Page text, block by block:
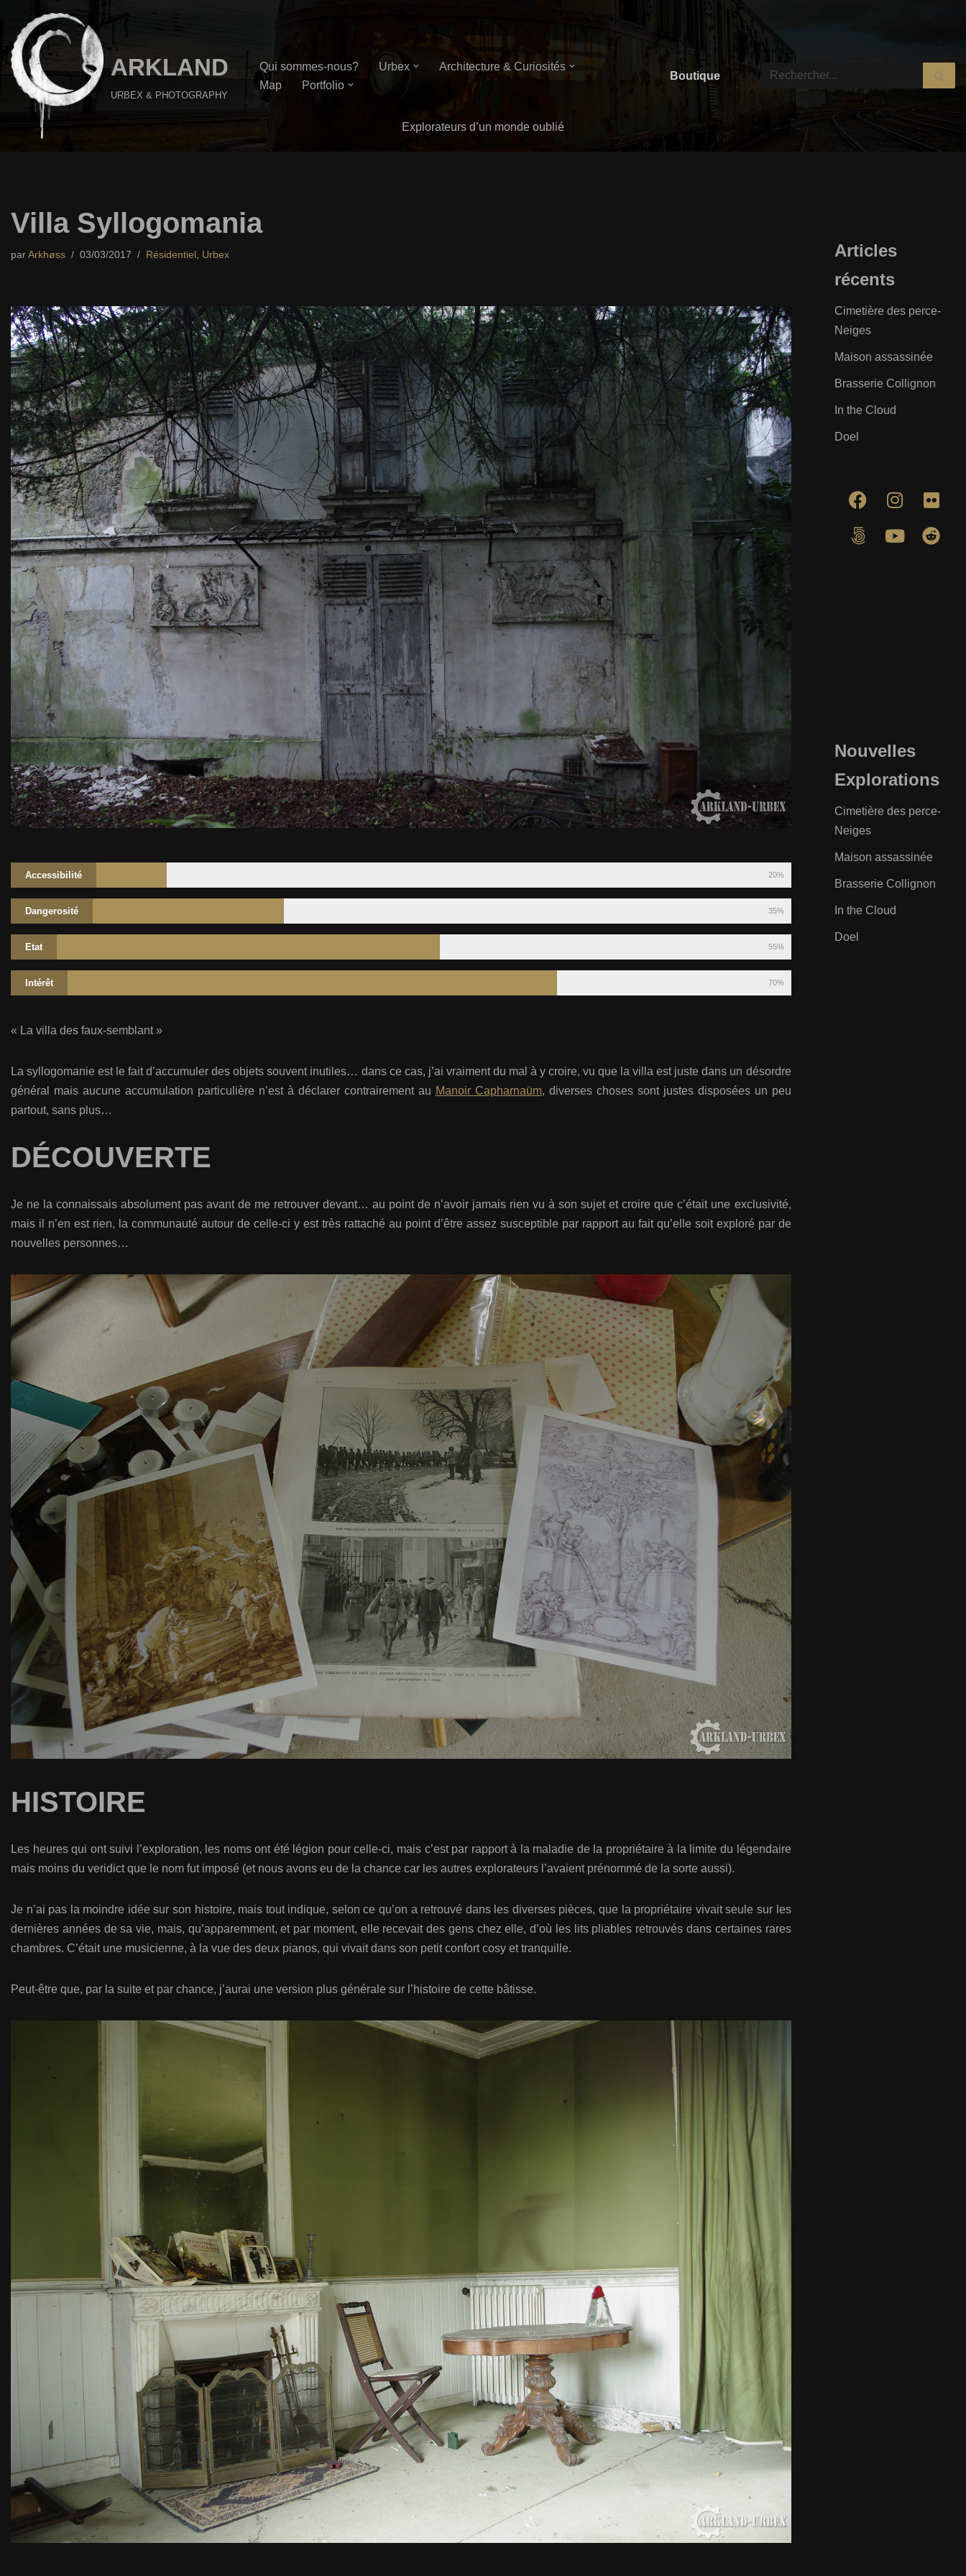
Aller
au
contenu
ARKLAND
URBEX & PHOTOGRAPHY
Qui sommes-nous? Urbex
Architecture & Curiosités
Map
Portfolio
Boutique
Explorateurs d’un monde oublié
Villa Syllogomania
parArkhøss 03/03/2017 Résidentiel Urbex
Accessibilité 20%
Dangerosité 35%
Etat 55%
Intérêt 70%
« La villa des faux-semblant »
La syllogomanie est le fait d’accumuler des objets souvent inutiles… dans ce cas, j’ai vraiment du mal à y croire, vu que la villa est juste dans un désordre
général mais aucune accumulation particulière n’est à déclarer contrairement au Manoir Capharnaüm, diverses choses sont justes disposées un peu
partout, sans plus…
DÉCOUVERTE
Je ne la connaissais absolument pas avant de me retrouver devant… au point de n’avoir jamais rien vu à son sujet et croire que c’était une exclusivité,
mais il n’en est rien, la communauté autour de celle-ci y est très rattaché au point d’être assez susceptible par rapport au fait qu’elle soit exploré par de
nouvelles personnes…
HISTOIRE
Les heures qui ont suivi l’exploration, les noms ont été légion pour celle-ci, mais c’est par rapport à la maladie de la propriétaire à la limite du légendaire
mais moins du veridict que le nom fut imposé (et nous avons eu de la chance car les autres explorateurs l’avaient prénommé de la sorte aussi).
Je n’ai pas la moindre idée sur son histoire, mais tout indique, selon ce qu’on a retrouvé dans les diverses pièces, que la propriétaire vivait seule sur les
dernières années de sa vie, mais, qu’apparemment, et par moment, elle recevait des gens chez elle, d’où les lits pliables retrouvés dans certaines rares
chambres. C’était une musicienne, à la vue des deux pianos, qui vivait dans son petit confort cosy et tranquille.
Peut-être que, par la suite et par chance, j’aurai une version plus générale sur l’histoire de cette bâtisse.
Articles
récents
Cimetière des perce-
Neiges
Maison assassinée
Brasserie Collignon
In the Cloud
Doel
Nouvelles
Explorations
Cimetière des perce-
Neiges
Maison assassinée
Brasserie Collignon
In the Cloud
Doel